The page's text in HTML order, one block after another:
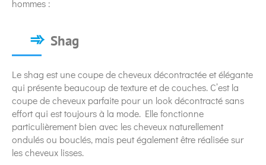
hommes :
Shag
Le shag est une coupe de cheveux décontractée et élégante
qui présente beaucoup de texture et de couches. C’est la
coupe de cheveux parfaite pour un look décontracté sans
effort qui est toujours à la mode. Elle fonctionne
particulièrement bien avec les cheveux naturellement
ondulés ou bouclés, mais peut également être réalisée sur
les cheveux lisses.